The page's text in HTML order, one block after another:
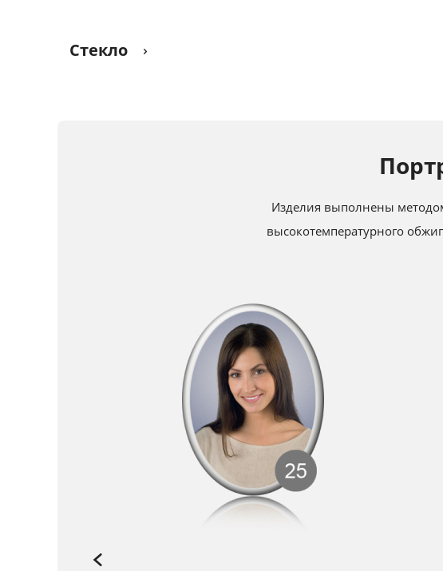
Стекло
Изделия выполнены
высокотемпературного